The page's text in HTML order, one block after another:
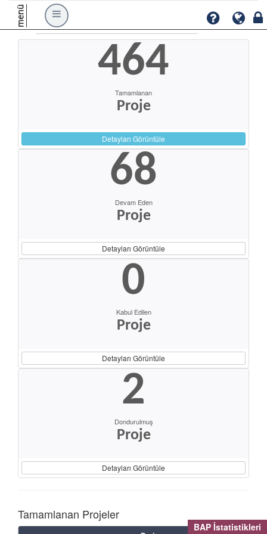
BAP İstatistikleri
menü
464
Tamamlanan
Proje
Detayları Görüntüle
68
Devam Eden
Proje
Detayları Görüntüle
0
Kabul Edilen
Proje
Detayları Görüntüle
2
Dondurulmuş
Proje
Detayları Görüntüle
Tamamlanan Projeler